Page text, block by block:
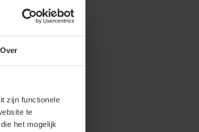
Over
zijn functionele
te
het mogelijk